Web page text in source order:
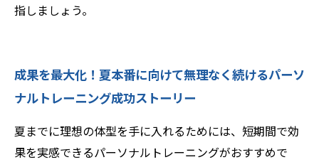
指しましょう。
成果を最大化！夏本番に向けて無理なく続けるパーソ
ナルトレーニング成功ストーリー
夏までに理想の体型を手に入れるためには、短期間で効
果を実感できるパーソナルトレーニングがおすすめで